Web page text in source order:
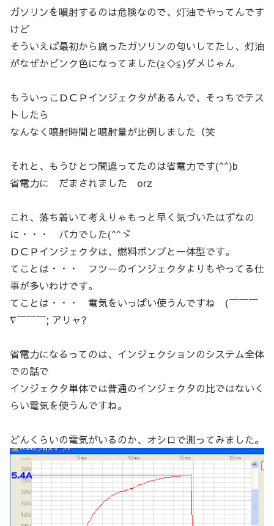
ガソリンを噴射するのは危険なので、灯油でやってんです
けど
そういえば最初から腐ったガソリンの匂いしてたし、灯油
がなぜかピンク色になってました(≧◇≦)ダメじゃん
もういっこＤＣＰインジェクタがあるんで、そっちでテス
トしたら
なんなく噴射時間と噴射量が比例しました（笑
それと、もうひとつ間違ってたのは省電力です(^^)b
省電力に だまされました orz
これ、落ち着いて考えりゃもっと早く気づいたはずなの
に・・・ バカでした(^^ゞ
ＤＣＰインジェクタは、燃料ポンプと一体型です。
てことは・・・ フツーのインジェクタよりもやってる仕
事が多いわけです。
てことは・・・ 電気をいっぱい使うんですね (￣￣￣
∇￣￣￣; アリャ?
省電力になるってのは、インジェクションのシステム全体
での話で
インジェクタ単体では普通のインジェクタの比ではないく
らい電気を使うんですね。
どんくらいの電気がいるのか、オシロで測ってみました。